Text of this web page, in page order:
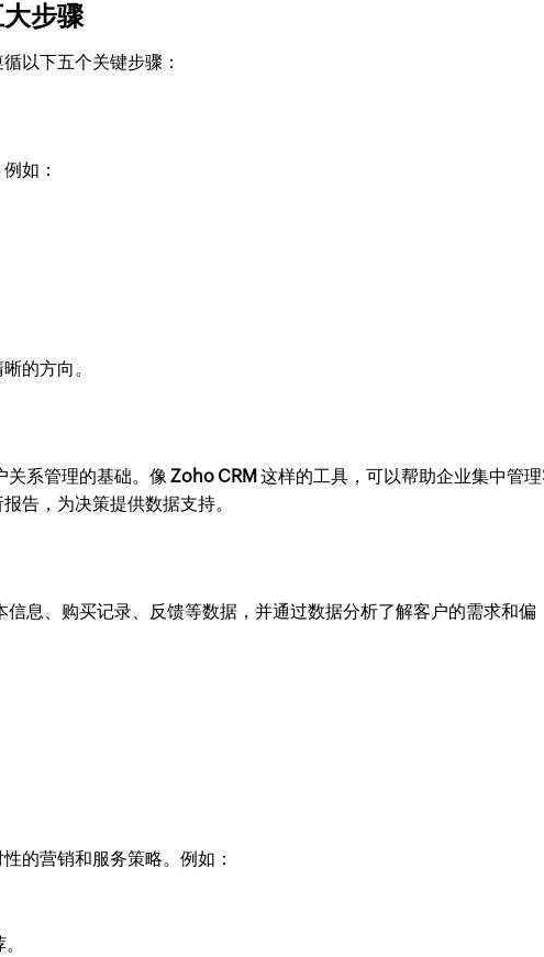
步骤
以下五个关键步骤：
如：
的方向。
关系管理的基础。像Zoho CRM 这样的工具，可以帮助企业集中管
告，为决策提供数据支持。
息、购买记录、反馈等数据，并通过数据分析了解客户的需求和偏
的营销和服务策略。例如：